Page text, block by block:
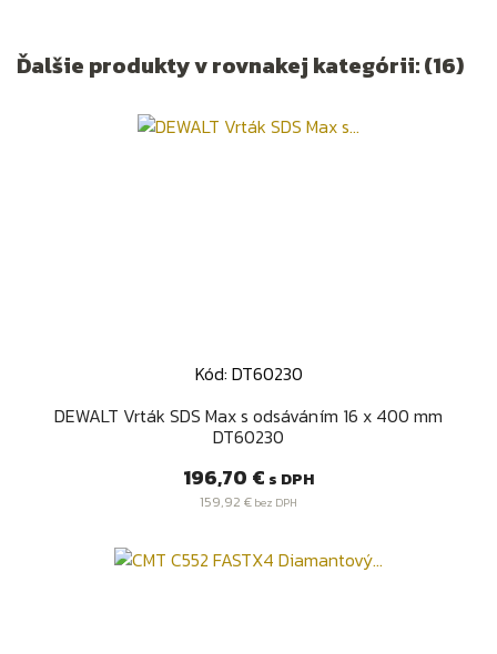
Ďalšie produkty v rovnakej kategórii: (16)
Kód: DT60230
DEWALT Vrták SDS Max s odsáváním 16 x 400 mm
DT60230
Cena
196,70 € s DPH
159,92 € bez DPH